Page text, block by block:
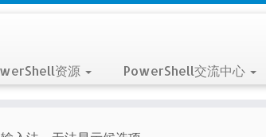
资源 PowerShell交流中心